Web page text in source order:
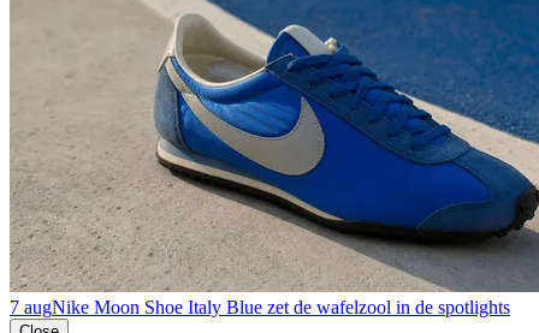
7 augNike Moon Shoe Italy Blue zet de wafelzool in de spotlights